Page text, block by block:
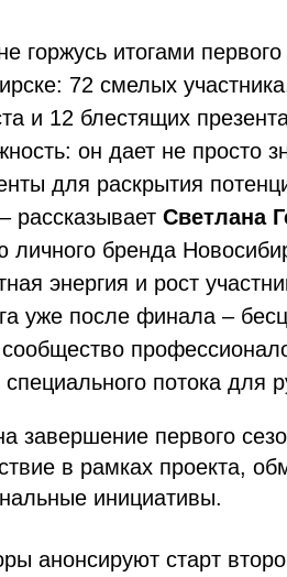
горжусь итогами
72 смелых
и 12 блестящих
он дает не просто
для раскрытия
рассказывает Светлана
личного бренда
энергия и рост
уже после финала –
специального потока
завершение первого
в рамках проекта,
инициативы.
анонсируют старт